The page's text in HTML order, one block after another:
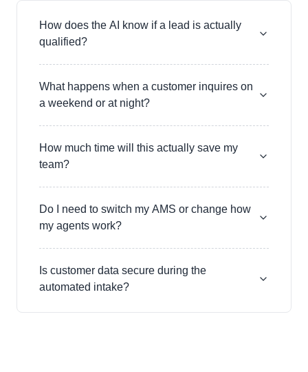
How does the AI know if a lead is actually
qualified?
What happens when a customer inquires on
a weekend or at night?
How much time will this actually save my
team?
Do I need to switch my AMS or change how
my agents work?
Is customer data secure during the
automated intake?